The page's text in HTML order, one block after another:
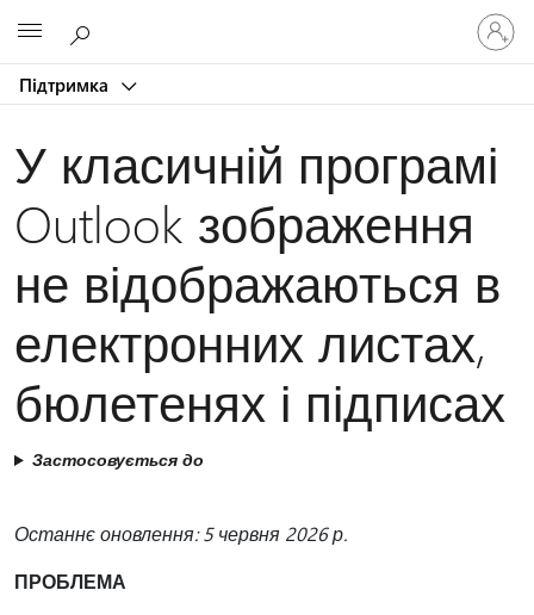
Підтримка
Увійдіть
свій
запис
У класичній програмі
Outlook зображення
не відображаються в
електронних листах,
бюлетенях і підписах
Застосовується до
Останнє оновлення: 5 червня 2026 р.
ПРОБЛЕМА